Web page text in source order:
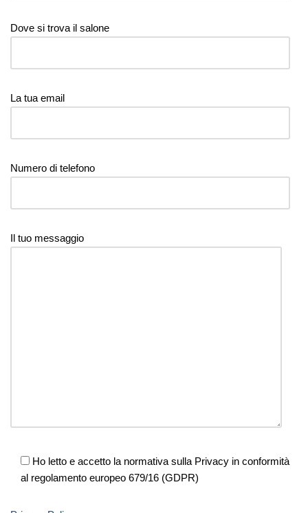
Dove si trova il salone
La tua email
Numero di telefono
Il tuo messaggio
Ho letto e accetto la normativa sulla Privacy in conformità
al regolamento europeo 679/16 (GDPR)